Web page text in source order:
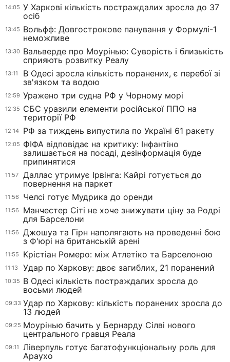
14:05 У Харкові кількість постраждалих зросла до 37
осіб
13:45 Вольфф: Довгострокове панування у Формулі-1
неможливе
13:30 Вальверде про Моурінью: Суворість і близькість
сприяють розвитку Реалу
13:11
В Одесі зросла кількість поранених, є перебої зі
зв'язком та водою
12:59 Уражено три судна РФ у Чорному морі
12:35 СБС уразили елементи російської ППО на
території РФ
12:14 РФ за тиждень випустила по Україні 61 ракету
12:05 ФІФА відповідає на критику: Інфантіно
залишається на посаді, дезінформація буде
припинятися
11:57
Даллас утримує Ірвінга: Кайрі готується до
повернення на паркет
11:56 Челсі готує Мудрика до оренди
11:56
Манчестер Сіті не хоче знижувати ціну за Родрі
для Барселони
11:56
Джошуа та Гірн наполягають на проведенні бою
з Ф'юрі на британській арені
11:55 Крістіан Ромеро: між Атлетіко та Барселоною
11:13 Удар по Харкову: двоє загиблих, 21 поранений
10:35 В Одесі кількість постраждалих зросла до
восьми людей
09:33 Удар по Харкову: кількість поранених зросла до
13 людей
09:25 Моурінью бачить у Бернарду Сілві нового
центрального гравця Реала
09:11
Ліверпуль готує багатофункціональну роль для
Араухо